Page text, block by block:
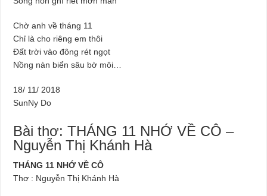
Chờ anh về tháng 11
Chỉ là cho riêng em thôi
Đất trời vào đông rét ngọt
Nồng nàn biển sâu bờ môi…
18/ 11/ 2018
SunNy Do
Bài thơ: THÁNG 11 NHỚ VỀ CÔ –
Nguyễn Thị Khánh Hà
THÁNG 11 NHỚ VỀ CÔ
Thơ : Nguyễn Thị Khánh Hà